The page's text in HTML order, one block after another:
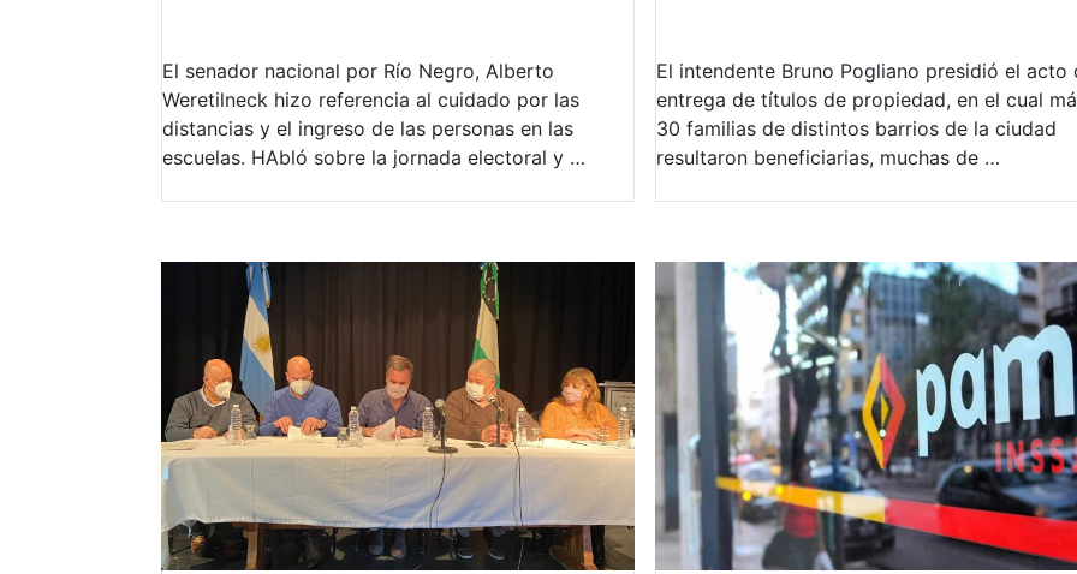
El senador nacional por Río Negro, Alberto
Weretilneck hizo referencia al cuidado por las
distancias y el ingreso de las personas en las
escuelas. HAbló sobre la jornada electoral y …
El intendente Bruno Pogliano presidió el acto
entrega de títulos de propiedad, en el cual
30 familias de distintos barrios de la ciudad
resultaron beneficiarias, muchas de …